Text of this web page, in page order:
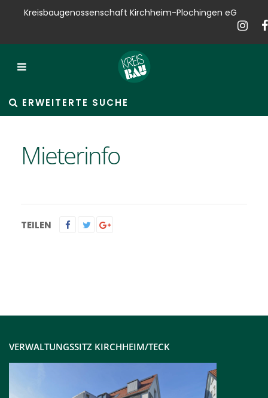
Bauen
Verwalten
Kreisbaugenossenschaft Kirchheim-Plochingen eG
ERWEITERTE SUCHE
Mieterinfo
TEILEN
VERWALTUNGSSITZ KIRCHHEIM/TECK